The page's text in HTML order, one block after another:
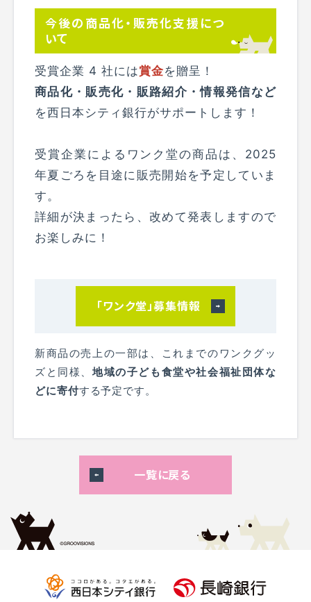
今後の商品化・販売化支援につ
いて
受賞企業 4 社には賞金を贈呈！
商品化・販売化・販路紹介・情報発信など
を西日本シティ銀行がサポートします！
受賞企業によるワンク堂の商品は、2025
年夏ごろを目途に販売開始を予定していま
す。
詳細が決まったら、改めて発表しますので
お楽しみに！
「ワンク堂」募集情報
新商品の売上の一部は、これまでのワンクグッ
ズと同様、地域の子ども食堂や社会福祉団体な
どに寄付する予定です。
一覧に戻る